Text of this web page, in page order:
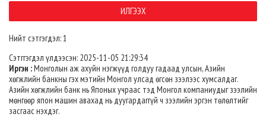
Нийт сэтгэгдэл: 1
Сэтггэгдэл үлдээсэн: 2025-11-05 21:29:34
Иргэн :Монголын аж ахуйн нэгжүүд голдуу гадаад улсын, Азийн
хөгжлийн банкны гэх мэтийн Монгол улсад өгсөн зээлээс хумсалдаг.
Азийн хөгжлийн банк нь Японых учраас тэд Монгол компаниудыг зээлийн
мөнгөөр япон машин авахад нь дуугардаггүй ч зээлийн эргэн төлөлтийг
засгаас нэхдэг.